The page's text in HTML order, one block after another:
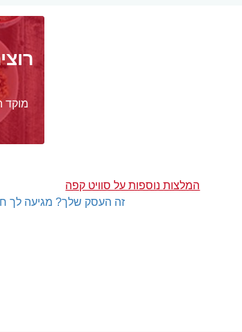
המלצות נוספות על סוויט קפה
מוקד
זה העסק שלך? מגיעה לך